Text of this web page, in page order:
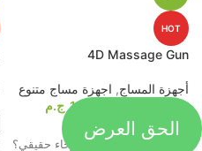
HOT
4D Massage Gun
أجهزة المساج, اجهزة مساج متنوع
1099 ج.م
اشترى الآن
جاهز تحول التعب لاسترخاء حقيقي؟
الحق العرض